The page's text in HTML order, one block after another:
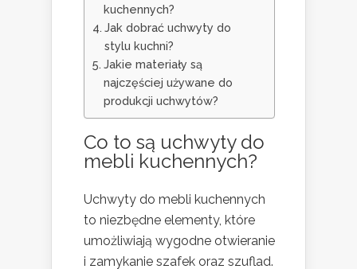
kuchennych?
Jak dobrać uchwyty do
stylu kuchni?
Jakie materiały są
najczęściej używane do
produkcji uchwytów?
Co to są uchwyty do
mebli kuchennych?
Uchwyty do mebli kuchennych
to niezbędne elementy, które
umożliwiają wygodne otwieranie
i zamykanie szafek oraz szuflad.